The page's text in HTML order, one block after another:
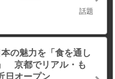
話題
の魅力を「食を通し
京都でリアル・も
日オープン